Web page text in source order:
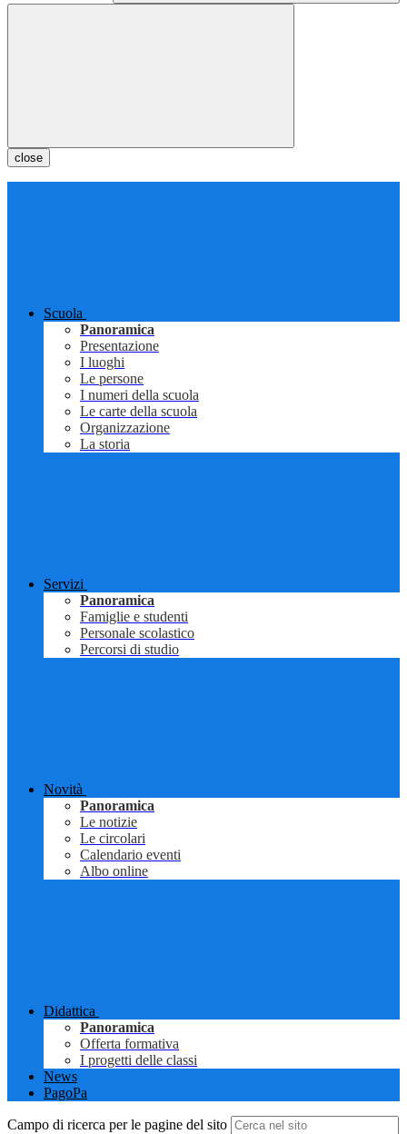
close
Scuola
Panoramica
Presentazione
I luoghi
Le persone
I numeri della scuola
Le carte della scuola
Organizzazione
La storia
Servizi
Panoramica
Famiglie e studenti
Personale scolastico
Percorsi di studio
Novità
Panoramica
Le notizie
Le circolari
Calendario eventi
Albo online
Didattica
Panoramica
Offerta formativa
I progetti delle classi
News
PagoPa
Campo di ricerca per le pagine del sito